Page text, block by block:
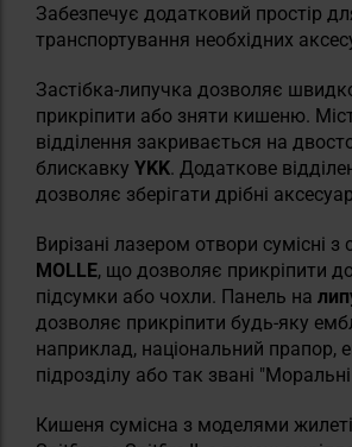
Забезпечує додатковий простір
транспортування необхідних
Застібка-липучка дозволяє
прикріпити або зняти кишеню.
відділення закривається на
блискавку YKK. Додаткове
дозволяє зберігати дрібні
Вирізані лазером отвори сумісні
MOLLE, що дозволяє прикріпити
підсумки або чохли. Панель на
дозволяє прикріпити будь-яку
наприклад, національний прапор,
підрозділу або так звані
Кишеня сумісна з моделями